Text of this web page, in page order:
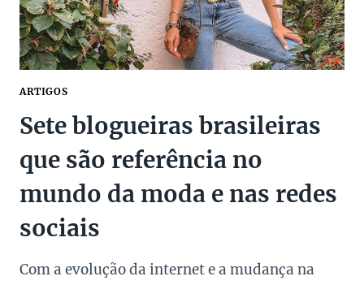
ARTIGOS
Sete blogueiras brasileiras
que são referência no
mundo da moda e nas redes
sociais
Com a evolução da internet e a mudança na